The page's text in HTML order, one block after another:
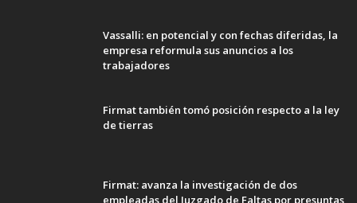
Vassalli: en potencial y con fechas diferidas, la
empresa reformula sus anuncios a los
trabajadores
Firmat también tomó posición respecto a la ley
de tierras
Firmat: avanza la investigación de dos
empleadas del Juzgado de Faltas por presuntas